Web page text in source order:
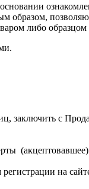
образом,
либо образцом
заключить с
на